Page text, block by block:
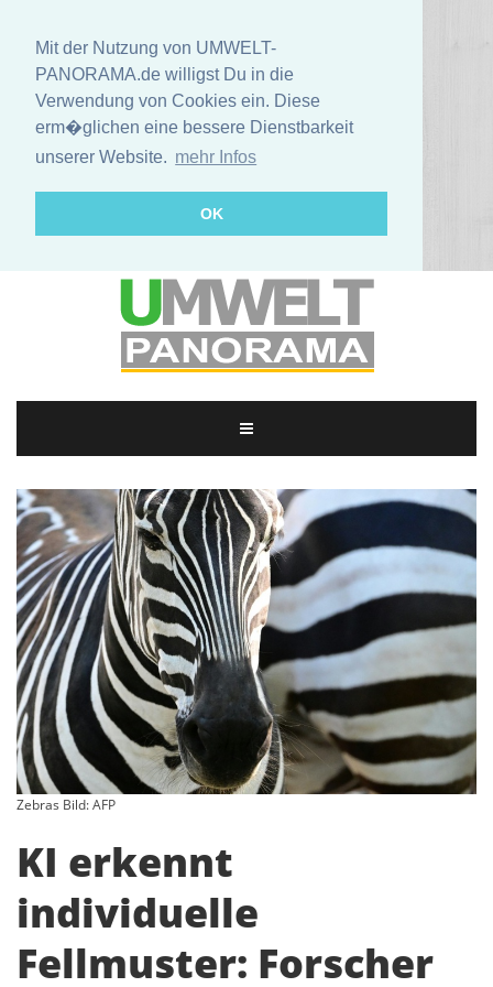
Mit der Nutzung von UMWELT-
PANORAMA.de willigst Du in die
Verwendung von Cookies ein. Diese
erm�glichen eine bessere Dienstbarkeit
unserer Website. mehr Infos
OK
Zebras Bild: AFP
KI erkennt
individuelle
Fellmuster: Forscher